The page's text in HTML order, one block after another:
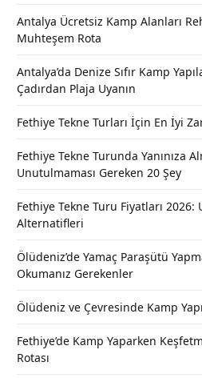
Antalya Ücretsiz Kamp Alanları
Muhteşem Rota
Antalya’da Denize Sıfır Kamp
Çadırdan Plaja Uyanın
Fethiye Tekne Turları İçin En İyi
Fethiye Tekne Turunda Yanınıza
Unutulmaması Gereken 20 Şey
Fethiye Tekne Turu Fiyatları
Alternatifleri
Ölüdeniz’de Yamaç Paraşütü
Okumanız Gerekenler
Ölüdeniz ve Çevresinde Kamp
Fethiye’de Kamp Yaparken
Rotası